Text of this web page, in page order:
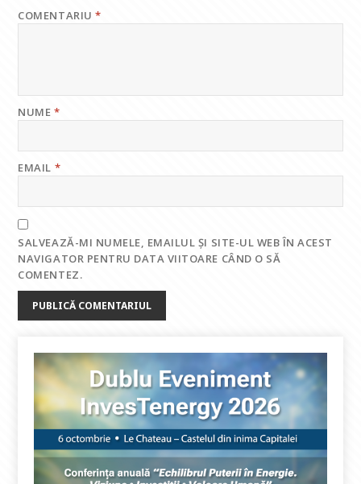
COMENTARIU*
NUME*
EMAIL *
SALVEAZĂ-MI NUMELE, EMAILUL ȘI SITE-UL WEB ÎN ACEST
NAVIGATOR PENTRU DATA VIITOARE CÂND O SĂ
COMENTEZ.